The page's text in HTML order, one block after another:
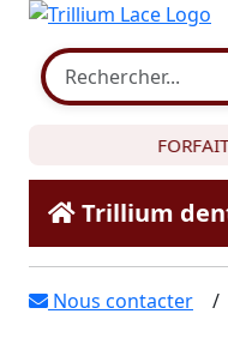
Trillium
Nous contacter /